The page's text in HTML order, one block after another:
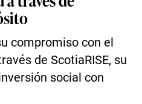
compromiso con el
de ScotiaRISE, su
social con